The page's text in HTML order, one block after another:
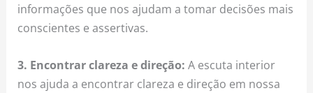
informações que nos ajudam a tomar decisões mais
conscientes e assertivas.
3. Encontrar clareza e direção: A escuta interior
nos ajuda a encontrar clareza e direção em nossa